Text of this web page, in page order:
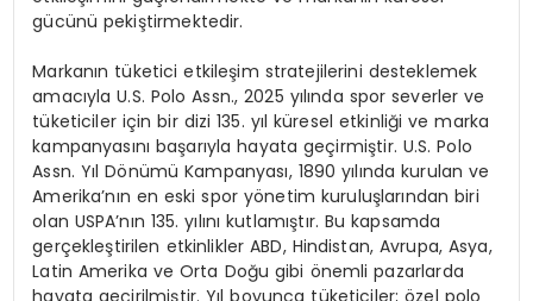
gücünüpekiştirmektedir.
Markanın tüketici etkileşim stratejilerini desteklemek
amacıyla U.S. Polo Assn., 2025 yılında spor severler ve
tüketiciler için bir dizi 135. yıl küresel etkinliği ve marka
kampanyasını başarıyla hayata geçirmiştir. U.S. Polo
Assn. Yıl DönümüKampanyası, 1890 yılında kurulan ve
Amerika’nın en eski spor yönetim kuruluşlarından biri
olan USPA’nın 135. yılınıkutlamıştır. Bu kapsamda
gerçekleştirilen etkinlikler ABD, Hindistan, Avrupa, Asya,
Latin Amerika ve Orta Doğu gibi önemli pazarlarda